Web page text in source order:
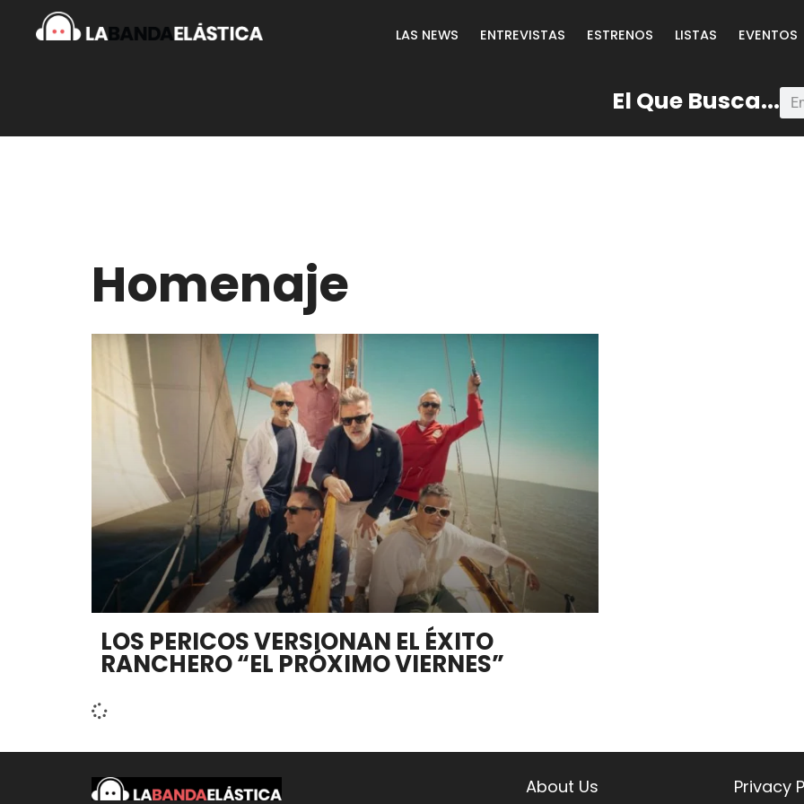
LAS NEWS ENTREVISTAS ESTRENOS LISTAS EVENTOS
El Que Busca...
Homenaje
LOS PERICOS VERSIONAN EL ÉXITO
RANCHERO “EL PRÓXIMO VIERNES”
About Us
Privacy